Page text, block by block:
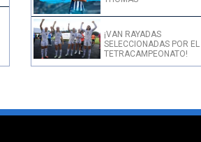
¡VAN RAYADAS
SELECCIONADAS POR EL
TETRACAMPEONATO!